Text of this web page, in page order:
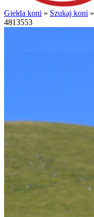
Giełda koni » Szukaj koni »
4813553